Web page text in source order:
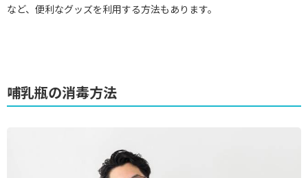
など、便利なグッズを利用する方法もあります。
哺乳瓶の消毒方法